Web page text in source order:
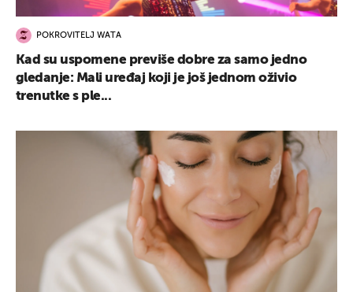
POKROVITELJ WATA
Kad su uspomene previše dobre za samo jedno
gledanje: Mali uređaj koji je još jednom oživio
trenutke s ple...